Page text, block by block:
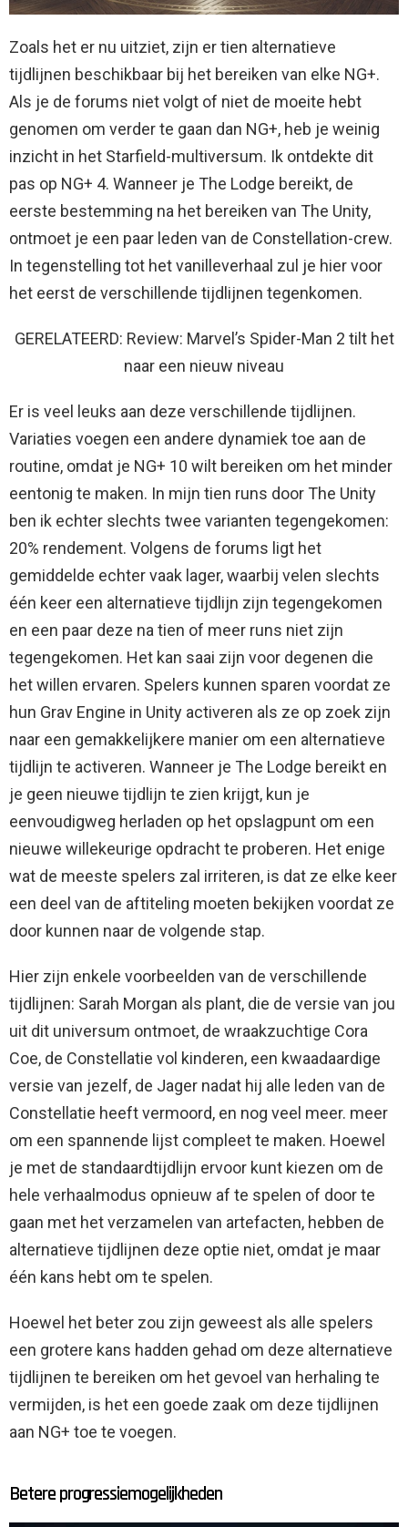
Zoals het er nu uitziet, zijn er tien alternatieve
tijdlijnen beschikbaar bij het bereiken van elke NG+.
Als je de forums niet volgt of niet de moeite hebt
genomen om verder te gaan dan NG+, heb je weinig
inzicht in het Starfield-multiversum. Ik ontdekte dit
pas op NG+ 4. Wanneer je The Lodge bereikt, de
eerste bestemming na het bereiken van The Unity,
ontmoet je een paar leden van de Constellation-crew.
In tegenstelling tot het vanilleverhaal zul je hier voor
het eerst de verschillende tijdlijnen tegenkomen.
GERELATEERD: Review: Marvel’s Spider-Man 2 tilt het
naar een nieuw niveau
Er is veel leuks aan deze verschillende tijdlijnen.
Variaties voegen een andere dynamiek toe aan de
routine, omdat je NG+ 10 wilt bereiken om het minder
eentonig te maken. In mijn tien runs door The Unity
ben ik echter slechts twee varianten tegengekomen:
20% rendement. Volgens de forums ligt het
gemiddelde echter vaak lager, waarbij velen slechts
één keer een alternatieve tijdlijn zijn tegengekomen
en een paar deze na tien of meer runs niet zijn
tegengekomen. Het kan saai zijn voor degenen die
het willen ervaren. Spelers kunnen sparen voordat ze
hun Grav Engine in Unity activeren als ze op zoek zijn
naar een gemakkelijkere manier om een ​​alternatieve
tijdlijn te activeren. Wanneer je The Lodge bereikt en
je geen nieuwe tijdlijn te zien krijgt, kun je
eenvoudigweg herladen op het opslagpunt om een ​​
nieuwe willekeurige opdracht te proberen. Het enige
wat de meeste spelers zal irriteren, is dat ze elke keer
een deel van de aftiteling moeten bekijken voordat ze
door kunnen naar de volgende stap.
Hier zijn enkele voorbeelden van de verschillende
tijdlijnen: Sarah Morgan als plant, die de versie van jou
uit dit universum ontmoet, de wraakzuchtige Cora
Coe, de Constellatie vol kinderen, een kwaadaardige
versie van jezelf, de Jager nadat hij alle leden van de
Constellatie heeft vermoord, en nog veel meer. meer
om een ​​spannende lijst compleet te maken. Hoewel
je met de standaardtijdlijn ervoor kunt kiezen om de
hele verhaalmodus opnieuw af te spelen of door te
gaan met het verzamelen van artefacten, hebben de
alternatieve tijdlijnen deze optie niet, omdat je maar
één kans hebt om te spelen.
Hoewel het beter zou zijn geweest als alle spelers
een grotere kans hadden gehad om deze alternatieve
tijdlijnen te bereiken om het gevoel van herhaling te
vermijden, is het een goede zaak om deze tijdlijnen
aan NG+ toe te voegen.
Betere progressiemogelijkheden